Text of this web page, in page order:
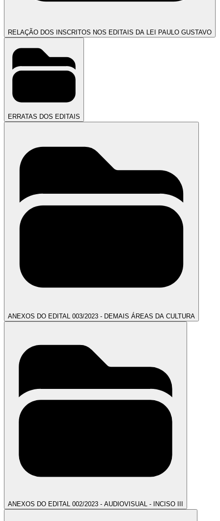
RELAÇÃO DOS INSCRITOS NOS EDITAIS DA LEI PAULO GUSTAVO
ERRATAS DOS EDITAIS
ANEXOS DO EDITAL 003/2023 - DEMAIS ÁREAS DA CULTURA
ANEXOS DO EDITAL 002/2023 - AUDIOVISUAL - INCISO III